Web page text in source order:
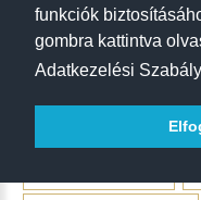
funkciók
gombra kattintva
Adatkezelési
érvénytelenség
megtámadási nyilatkozat
tévedés megtévesztés